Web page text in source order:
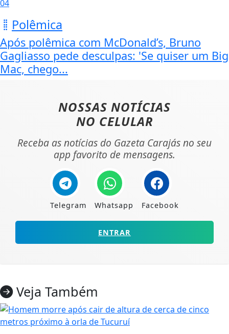
04
Polêmica
Após polêmica com McDonald’s, Bruno
Gagliasso pede desculpas: 'Se quiser um Big
Mac, chego...
NOSSAS NOTÍCIAS
NO CELULAR
Receba as notícias do Gazeta Carajás no seu
app favorito de mensagens.
Telegram Whatsapp Facebook
ENTRAR
Veja Também